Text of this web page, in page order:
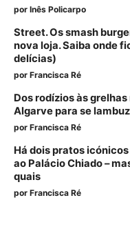
por Inês Policarpo
Street. Os smash
nova loja. Saiba onde
delícias)
por Francisca Ré
Dos rodízios às
Algarve para se
por Francisca Ré
Há dois pratos
ao Palácio Chiado –
quais
por Francisca Ré